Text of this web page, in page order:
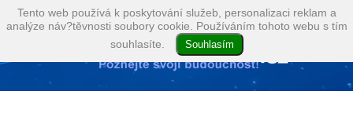
Tento web používá k poskytování služeb, personalizaci reklam a
analýze náv?těvnosti soubory cookie. Používáním tohoto webu s tím
souhlasíte.